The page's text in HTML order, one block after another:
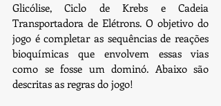
Glicólise, Ciclo de Krebs e Cadeia
Transportadora de Elétrons. O objetivo do
jogo é completar as sequências de reações
bioquímicas que envolvem essas vias
como se fosse um dominó. Abaixo são
descritas as regras do jogo!